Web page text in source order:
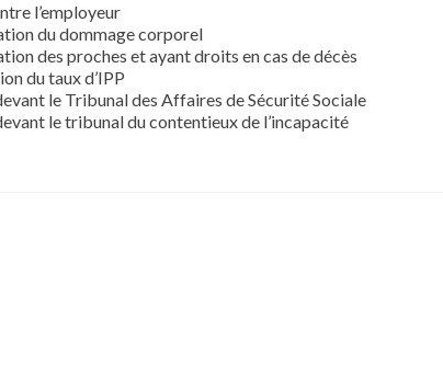
l’employeur
du dommage corporel
des proches et ayant droits en cas de décès
du taux d’IPP
le Tribunal des Affaires de Sécurité Sociale
le tribunal du contentieux de l’incapacité